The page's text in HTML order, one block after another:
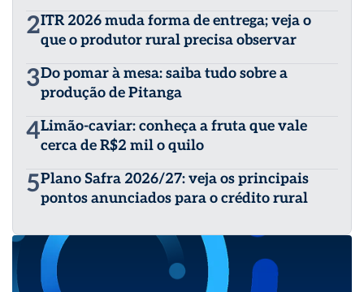
2ITR 2026 muda forma de entrega; veja o
que o produtor rural precisa observar
3Do pomar à mesa: saiba tudo sobre a
produção de Pitanga
4Limão-caviar: conheça a fruta que vale
cerca de R$2 mil o quilo
5Plano Safra 2026/27: veja os principais
pontos anunciados para o crédito rural